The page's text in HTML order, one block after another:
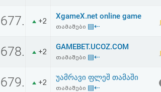
677. +2
XgameX.net online game
თამაშები ▤⇠
678. +2
GAMEBET.UCOZ.COM
თამაშები ▤⇠
679. +2
უამრავი ფლეშ თამაში
თამაშები ▤⇠